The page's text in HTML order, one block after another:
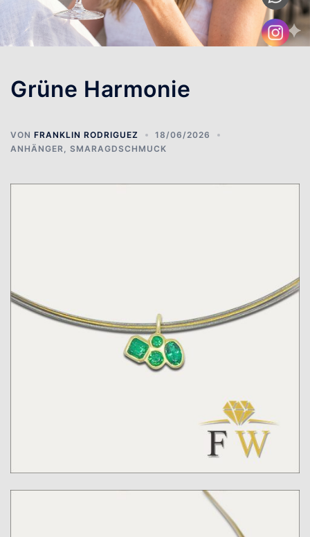
Grüne Harmonie
VON FRANKLIN RODRIGUEZ
18/06/2026
ANHÄNGER
SMARAGDSCHMUCK